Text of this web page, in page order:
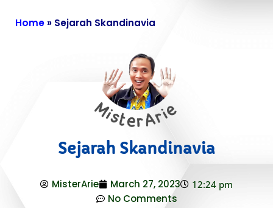
Home » Sejarah Skandinavia
Sejarah Skandinavia
MisterArie March 27, 2023 12:24 pm
No Comments